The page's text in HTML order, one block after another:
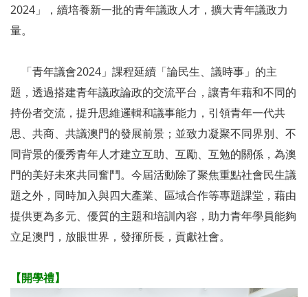
2024」，續培養新一批的青年議政人才，擴大青年議政力
量。
「青年議會2024」課程延續「論民生、議時事」的主
題，透過搭建青年議政論政的交流平台，讓青年藉和不同的
持份者交流，提升思維邏輯和議事能力，引領青年一代共
思、共商、共議澳門的發展前景；並致力凝聚不同界別、不
同背景的優秀青年人才建立互助、互勵、互勉的關係，為澳
門的美好未來共同奮鬥。今屆活動除了聚焦重點社會民生議
題之外，同時加入與四大產業、區域合作等專題課堂，藉由
提供更為多元、優質的主題和培訓內容，助力青年學員能夠
立足澳門，放眼世界，發揮所長，貢獻社會。
【開學禮】